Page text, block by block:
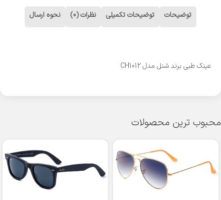
توضیحات توضیحات تکمیلی نظرات (0) نحوه ارسال
عینک طبی برند شنل مدل CH1012
محبوب ترین محصولات